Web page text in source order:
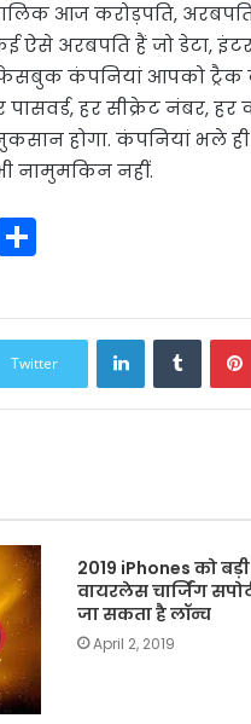
आज करोड़पति,
ऐसे अरबपति हैं जो डेटा,
कंपनियां आपको ट्रैक
पासवर्ड, हर सीक्रेट नंबर,
होगा. कंपनियां भले ही
नामुमकिन नहीं.
o
ar
e
Twitter
LinkedIn
2019 iPhones को
वायरलेस चार्जिंग
जा सकता है लॉन्च
April 2, 2019